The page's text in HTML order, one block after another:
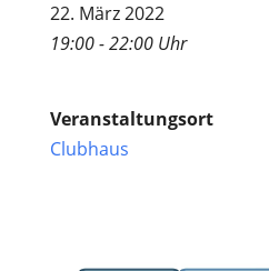
22. März 2022
19:00 - 22:00 Uhr
Veranstaltungsort
Clubhaus